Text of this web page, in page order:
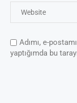
Adımı, e-
yaptığımda bu